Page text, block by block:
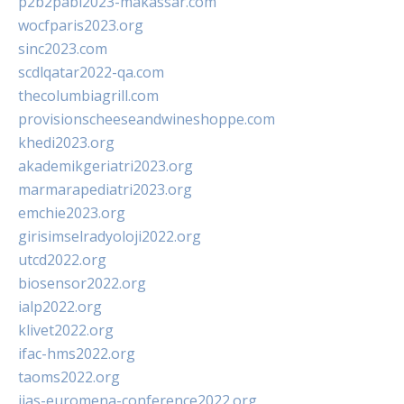
wocfparis2023.org
sinc2023.com
scdlqatar2022-qa.com
thecolumbiagrill.com
provisionscheeseandwineshoppe.com
khedi2023.org
akademikgeriatri2023.org
marmarapediatri2023.org
emchie2023.org
girisimselradyoloji2022.org
utcd2022.org
biosensor2022.org
ialp2022.org
klivet2022.org
ifac-hms2022.org
taoms2022.org